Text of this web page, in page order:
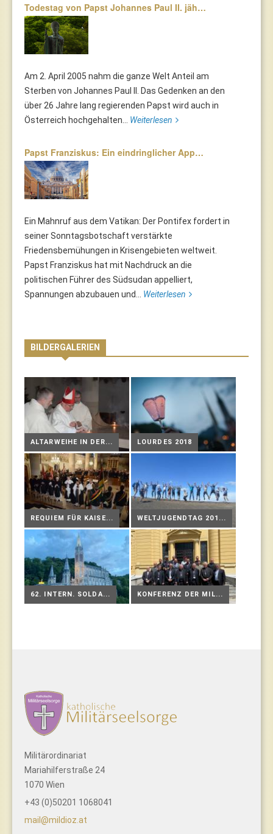
Todestag von Papst Johannes Paul II. jäh…
Am 2. April 2005 nahm die ganze Welt Anteil am
Sterben von Johannes Paul II. Das Gedenken an den
über 26 Jahre lang regierenden Papst wird auch in
Österreich hochgehalten... Weiterlesen
Papst Franziskus: Ein eindringlicher App…
Ein Mahnruf aus dem Vatikan: Der Pontifex fordert in
seiner Sonntagsbotschaft verstärkte
Friedensbemühungen in Krisengebieten weltweit.
Papst Franziskus hat mit Nachdruck an die
politischen Führer des Südsudan appelliert,
Spannungen abzubauen und... Weiterlesen
BILDERGALERIEN
ALTARWEIHE IN DER... LOURDES 2018
REQUIEM FÜR KAISE... WELTJUGENDTAG 201...
62. INTERN. SOLDA... KONFERENZ DER MIL...
Militärordinariat
Mariahilferstraße 24
1070 Wien
+43 (0)50201 1068041
mail@mildioz.at